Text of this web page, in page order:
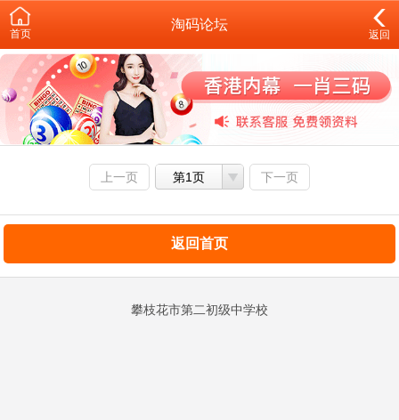
首页
淘码论坛
返回
上一页 第1页 下一页
返回首页
攀枝花市第二初级中学校